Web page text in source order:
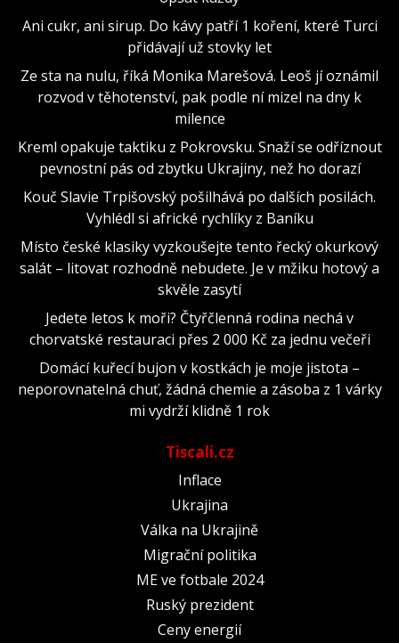
Ani cukr, ani sirup. Do kávy patří 1 koření, které Turci
přidávají už stovky let
Ze sta na nulu, říká Monika Marešová. Leoš jí oznámil
rozvod v těhotenství, pak podle ní mizel na dny k
milence
Kreml opakuje taktiku z Pokrovsku. Snaží se odříznout
pevnostní pás od zbytku Ukrajiny, než ho dorazí
Kouč Slavie Trpišovský pošilhává po dalších posilách.
Vyhlédl si africké rychlíky z Baníku
Místo české klasiky vyzkoušejte tento řecký okurkový
salát – litovat rozhodně nebudete. Je v mžiku hotový a
skvěle zasytí
Jedete letos k moři? Čtyřčlenná rodina nechá v
chorvatské restauraci přes 2 000 Kč za jednu večeři
Domácí kuřecí bujon v kostkách je moje jistota –
neporovnatelná chuť, žádná chemie a zásoba z 1 várky
mi vydrží klidně 1 rok
Tiscali.cz
Inflace
Ukrajina
Válka na Ukrajině
Migrační politika
ME ve fotbale 2024
Ruský prezident
Ceny energií